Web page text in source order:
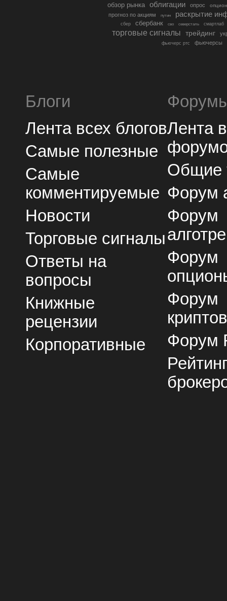
обзор рынка облигации опрос
прогноз по акциям путин раскрытие
сбер сбербанк сво северсталь смартлаб
торговые сигналы трейдинг
фьючерс ртс фьючерсы
Блоги
Лента всех блогов
Самые полезные
Самые
комментируемые
Новости
Торговые сигналы
Ответы на
вопросы
Книжные
рецензии
Корпоративные
Лента
Общие
Форум
Форум
Форум
Форум
Форум